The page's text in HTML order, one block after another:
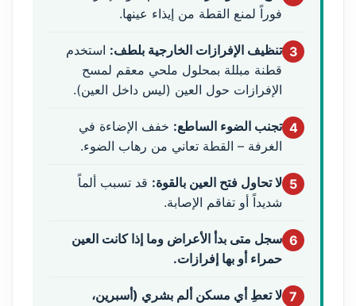
فوراً لمنع القطة من إيذاء عينها.
3 تنظيف الإفرازات الخارجية بلطف: استخدم
قطنة مبللة بمحلول ملحي معقم لمسح
الإفرازات حول العين (ليس داخل العين).
4 تجنب الضوء الساطع: خفف الإضاءة في
الغرفة – القطة تعاني من رهاب الضوء.
5 لا تحاول فتح العين بالقوة: قد تسبب ألماً
شديداً أو تفاقم الإصابة.
6 سجل متى بدأ الأعراض وما إذا كانت العين
حمراء أو بها إفرازات.
7 لا تعطِ أي مسكن ألم بشري (أسبرين،